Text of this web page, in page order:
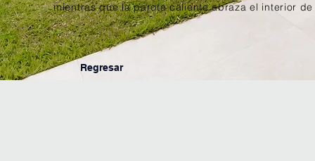
mientras que la parota caliente abraza el interior
Regresar